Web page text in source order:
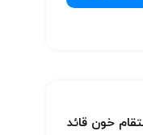
خون قائد